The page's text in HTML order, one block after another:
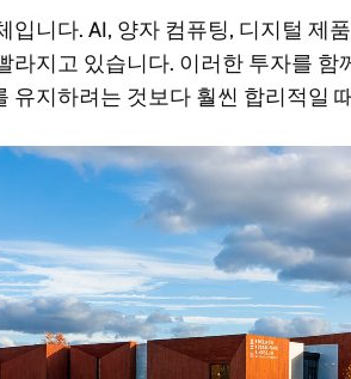
입니다. AI, 양자 컴퓨팅, 디지털 제
라지고 있습니다. 이러한 투자를 함
유지하려는 것보다 훨씬 합리적일